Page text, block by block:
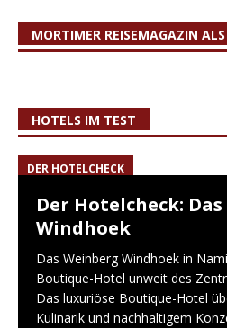
MORTIMER REISEMAGAZIN
HOTELS IM TEST
DER HOTELCHECK
Der Hotelcheck:
Windhoek
Das Weinberg Windhoek in
Boutique-Hotel unweit des
Das luxuriöse Boutique-Hotel
Kulinarik und nachhaltigem